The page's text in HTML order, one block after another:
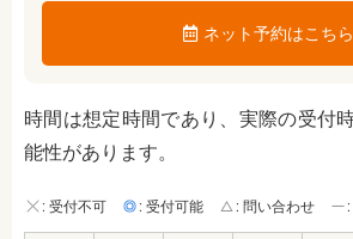
ネット予約はこちら
時間は想定時間であり、実際の受付
能性があります。
: 受付不可 : 受付可能 : 問い合わせ